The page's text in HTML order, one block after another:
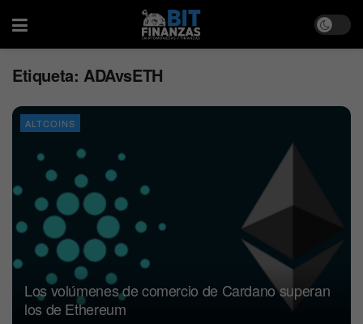
Etiqueta: ADAvsETH
ALTCOINS
Los volúmenes de comercio de Cardano superan
los de Ethereum